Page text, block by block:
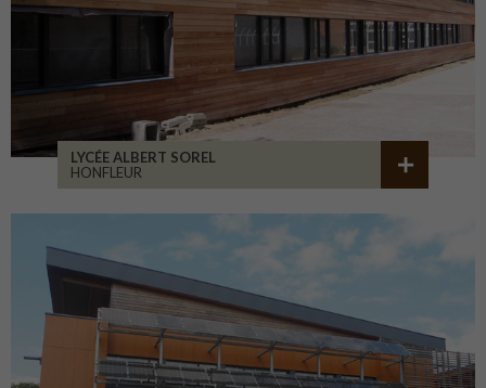
LYCÉE ALBERT SOREL
HONFLEUR